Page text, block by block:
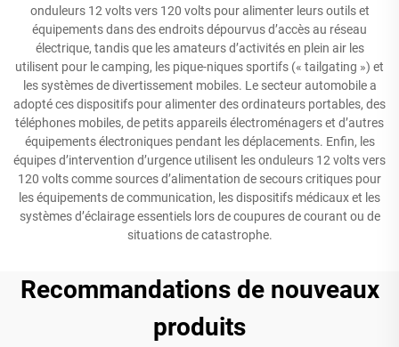
onduleurs 12 volts vers 120 volts pour alimenter leurs outils et
équipements dans des endroits dépourvus d’accès au réseau
électrique, tandis que les amateurs d’activités en plein air les
utilisent pour le camping, les pique-niques sportifs (« tailgating ») et
les systèmes de divertissement mobiles. Le secteur automobile a
adopté ces dispositifs pour alimenter des ordinateurs portables, des
téléphones mobiles, de petits appareils électroménagers et d’autres
équipements électroniques pendant les déplacements. Enfin, les
équipes d’intervention d’urgence utilisent les onduleurs 12 volts vers
120 volts comme sources d’alimentation de secours critiques pour
les équipements de communication, les dispositifs médicaux et les
systèmes d’éclairage essentiels lors de coupures de courant ou de
situations de catastrophe.
Recommandations de nouveaux
produits